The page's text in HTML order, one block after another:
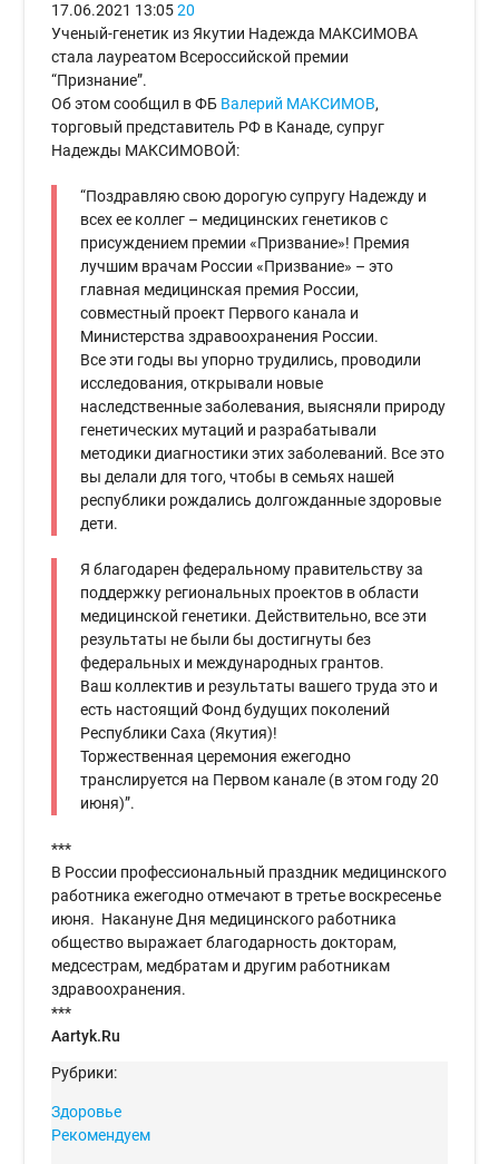
17.06.2021 13:05 20
Ученый-генетик из Якутии Надежда МАКСИМОВА
стала лауреатом Всероссийской премии
“Признание”.
Об этом сообщил в ФБ Валерий МАКСИМОВ,
торговый представитель РФ в Канаде, супруг
Надежды МАКСИМОВОЙ:
“Поздравляю свою дорогую супругу Надежду и
всех ее коллег – медицинских генетиков с
присуждением премии «Призвание»! Премия
лучшим врачам России «Призвание» – это
главная медицинская премия России,
совместный проект Первого канала и
Министерства здравоохранения России.
Все эти годы вы упорно трудились, проводили
исследования, открывали новые
наследственные заболевания, выясняли природу
генетических мутаций и разрабатывали
методики диагностики этих заболеваний. Все это
вы делали для того, чтобы в семьях нашей
республики рождались долгожданные здоровые
дети.
Я благодарен федеральному правительству за
поддержку региональных проектов в области
медицинской генетики. Действительно, все эти
результаты не были бы достигнуты без
федеральных и международных грантов.
Ваш коллектив и результаты вашего труда это и
есть настоящий Фонд будущих поколений
Республики Саха (Якутия)!
Торжественная церемония ежегодно
транслируется на Первом канале (в этом году 20
июня)”.
***
В России профессиональный праздник медицинского
работника ежегодно отмечают в третье воскресенье
июня. Накануне Дня медицинского работника
общество выражает благодарность докторам,
медсестрам, медбратам и другим работникам
здравоохранения.
***
Aartyk.Ru
Рубрики:
Здоровье
Рекомендуем